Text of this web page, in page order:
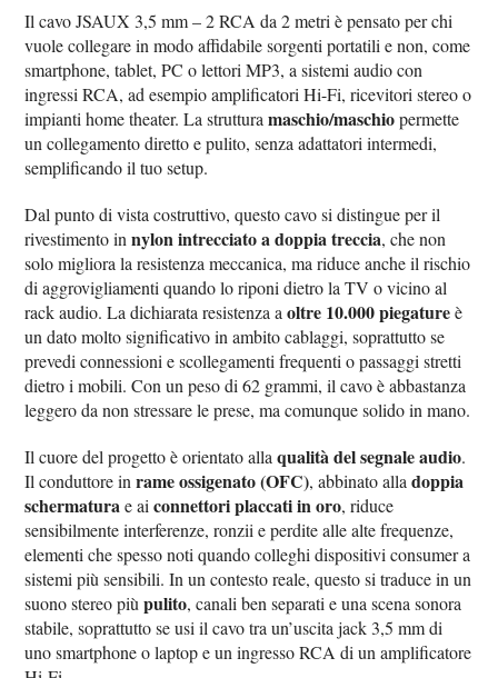
Il cavo JSAUX 3,5 mm – 2 RCA da 2 metri è pensato per chi
vuole collegare in modo affidabile sorgenti portatili e non, come
smartphone, tablet, PC o lettori MP3, a sistemi audio con
ingressi RCA, ad esempio amplificatori Hi-Fi, ricevitori stereo o
impianti home theater. La strutturamaschio/maschiopermette
un collegamento diretto e pulito, senza adattatori intermedi,
semplificando il tuo setup.
Dal punto di vista costruttivo, questo cavo si distingue per il
rivestimento innylon intrecciato a doppia treccia, che non
solo migliora la resistenza meccanica, ma riduce anche il rischio
di aggrovigliamenti quando lo riponi dietro la TV o vicino al
rack audio. La dichiarata resistenza aoltre 10.000 piegatureè
un dato molto significativo in ambito cablaggi, soprattutto se
prevedi connessioni e scollegamenti frequenti o passaggi stretti
dietro i mobili. Con un peso di 62 grammi, il cavo è abbastanza
leggero da non stressare le prese, ma comunque solido in mano.
Il cuore del progetto è orientato allaqualità del segnale audio.
Il conduttore inrame ossigenato (OFC), abbinato alladoppia
schermaturae aiconnettori placcati in oro, riduce
sensibilmente interferenze, ronzii e perdite alle alte frequenze,
elementi che spesso noti quando colleghi dispositivi consumer a
sistemi più sensibili. In un contesto reale, questo si traduce in un
suono stereo piùpulito, canali ben separati e una scena sonora
stabile, soprattutto se usi il cavo tra un’uscita jack 3,5 mm di
uno smartphone o laptop e un ingresso RCA di un amplificatore